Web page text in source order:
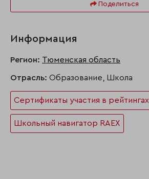
Поделиться
Информация
Регион: Тюменская область
Отрасль: Образование, Школа
Сертификаты участия в рейтингах
Школьный навигатор RAEX